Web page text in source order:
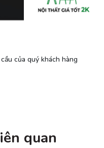
của quý khách hàng
quan